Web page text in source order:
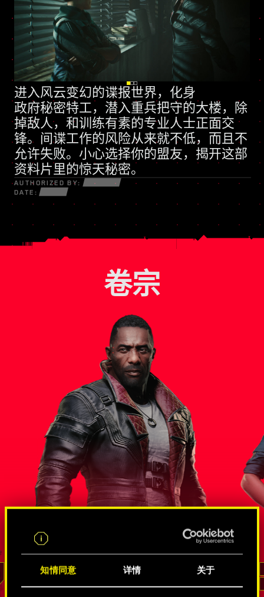
知情同意 详情 关于
进入风云变幻的谍报世界，化身
政府秘密特工 ，潜入重兵把守的大楼，除
掉敌人，和训练有素的专业人士正面交
锋。间谍工作的风险从来就不低，而且不
允许失败。小心选择你的盟友，揭开这部
资料片里的惊天秘密。
AUTHORIZED BY:
DATE:
动辄诉诸武力的民兵组织
全新技能树
卷宗
李德